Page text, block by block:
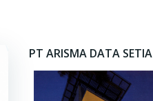
PT ARISMA DATA SETIA